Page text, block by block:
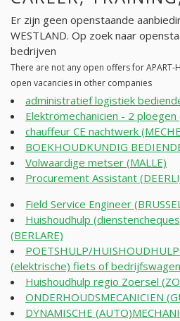
Er zijn geen openstaande
WESTLAND. Op zoek naar
bedrijven
There are not any open offers for APART-
open vacancies in other companies
administratief logistiek
Elektromechanicien - 2 ploegen
chauffeur CE nachtwerk
BOEKHOUDKUNDIG
Volwaardige metser (MALLE)
Procurement Assistant
Field Service Engineer
Huishoudhulp
(BERLARE)
POETSHULP/
(elektrische) fiets of
Huishoudhulp regio Zoersel
ONDERHOUDSMECANICIEN
DYNAMISCHE